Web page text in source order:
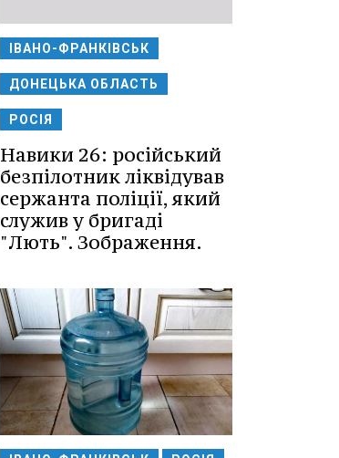
ІВАНО-ФРАНКІВСЬК
ДОНЕЦЬКА ОБЛАСТЬ
РОСІЯ
Навики 26: російський
безпілотник ліквідував
сержанта поліції, який
служив у бригаді
"Лють". Зображення.